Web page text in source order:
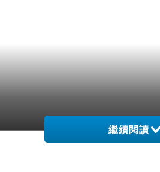
繼續閱讀